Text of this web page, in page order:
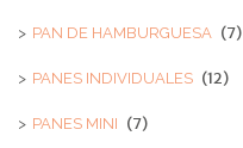
PAN DE HAMBURGUESA (7)
PANES INDIVIDUALES (12)
PANES MINI (7)